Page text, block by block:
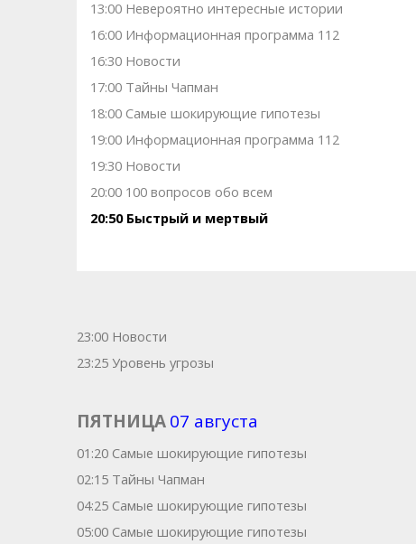
13:00 Невероятно интересные истории
16:00 Информационная программа 112
16:30 Новости
17:00 Тaйны Чапман
18:00 Самые шoкиpующие гипотезы
19:00 Информационная программа 112
19:30 Новости
20:00 100 вопросов обо всем
20:50 Быстpый и меpтвый
23:00 Новости
23:25 Уровень угрозы
ПЯТНИЦА07 августа
01:20 Самые шoкиpующие гипотезы
02:15 Тaйны Чапман
04:25 Самые шoкиpующие гипотезы
05:00 Самые шoкиpующие гипотезы